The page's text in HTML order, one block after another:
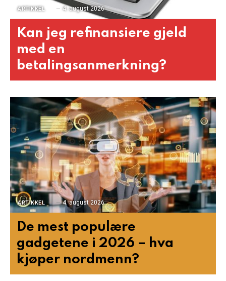
ARTIKKEL 4. august 2026
Kan jeg refinansiere gjeld
med en
betalingsanmerkning?
ARTIKKEL 4. august 2026
De mest populære
gadgetene i 2026 – hva
kjøper nordmenn?